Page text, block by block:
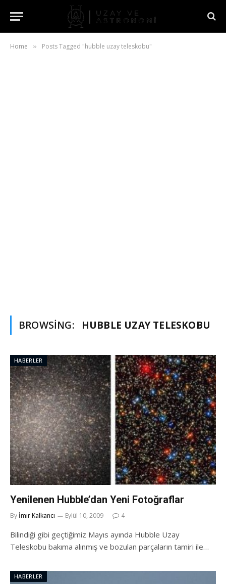
Home » Posts Tagged "hubble uzay teleskobu"
BROWSING: HUBBLE UZAY TELESKOBU
HABERLER
Yenilenen Hubble’dan Yeni Fotoğraflar
By İmir Kalkancı Eylül 10, 2009 4
Bilindiği gibi geçtiğimiz Mayıs ayında Hubble Uzay
Teleskobu bakıma alınmış ve bozulan parçaların tamiri ile…
HABERLER